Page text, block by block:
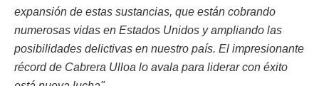
expansión de estas sustancias, que están cobrando
numerosas vidas en Estados Unidos y ampliando las
posibilidades delictivas en nuestro país. El impresionante
récord de Cabrera Ulloa lo avala para liderar con éxito